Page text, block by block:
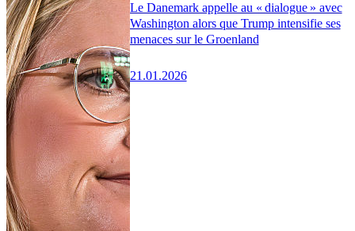
Le Danemark appelle au « dialogue » avec
Washington alors que Trump intensifie ses
menaces sur le Groenland
21.01.2026